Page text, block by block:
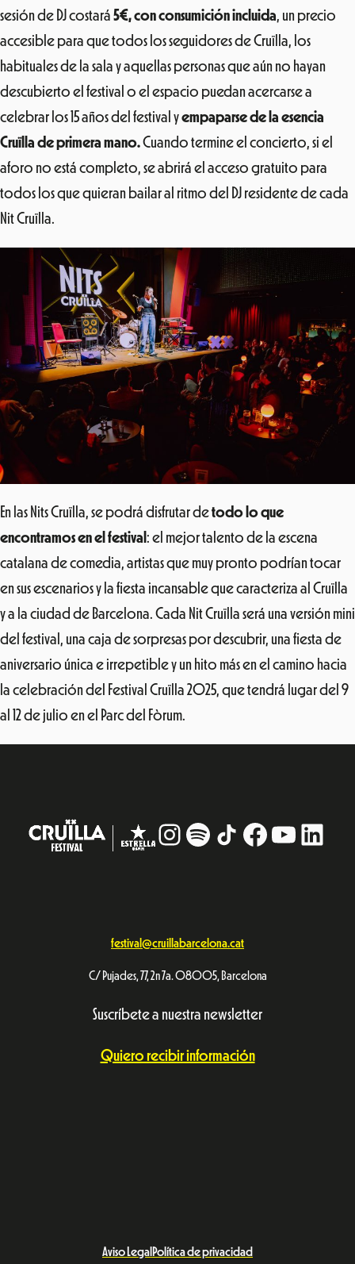
sesión de DJ costará 5€, con consumición incluida, un precio
accesible para que todos los seguidores de Cruïlla, los
habituales de la sala y aquellas personas que aún no hayan
descubierto el festival o el espacio puedan acercarse a
celebrar los 15 años del festival yempaparse de la esencia
Cruïlla de primera mano.Cuando termine el concierto, si el
aforo no está completo, se abrirá el acceso gratuito para
todos los que quieran bailar al ritmo del DJ residente de cada
Nit Cruïlla.
En las Nits Cruïlla, se podrá disfrutar detodo lo que
encontramos en el festival : el mejor talento de la escena
catalana de comedia, artistas que muy pronto podrían tocar
en sus escenarios y la fiesta incansable que caracteriza al Cruïlla
y a la ciudad de Barcelona. Cada Nit Cruïlla será una versión mini
del festival, una caja de sorpresas por descubrir, una fiesta de
aniversario única e irrepetible y un hito más en el camino hacia
la celebración del Festival Cruïlla 2025, que tendrá lugar del 9
al 12 de julio en el Parc del Fòrum.
Instagram
# TikTokFacebook
festival@cruillabarcelona.cat
C/ Pujades, 77, 2n 7a. 08005, Barcelona
Suscríbete a nuestra newsletter
Quiero recibir información
Aviso Legal Política de privacidad